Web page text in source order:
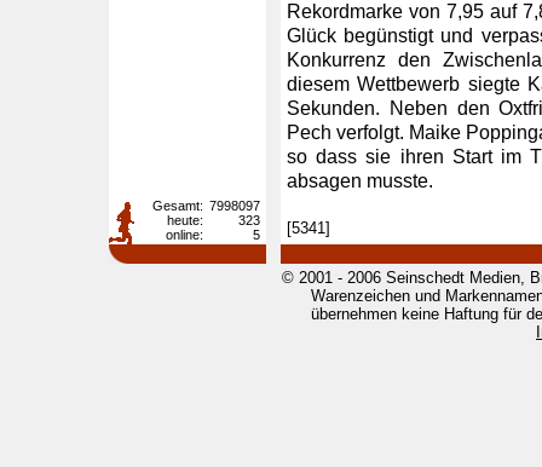
Rekordmarke von 7,95 auf
Glück begünstigt und
Konkurrenz den
diesem Wettbewerb siegte
Sekunden. Neben den
Pech verfolgt. Maike
so dass sie ihren Start im
absagen musste.
[5341]
Gesamt: 7998097
heute:
323
online:
5
© 2001 - 2006 Seinschedt Medien,
Warenzeichen und
übernehmen keine Haftung für